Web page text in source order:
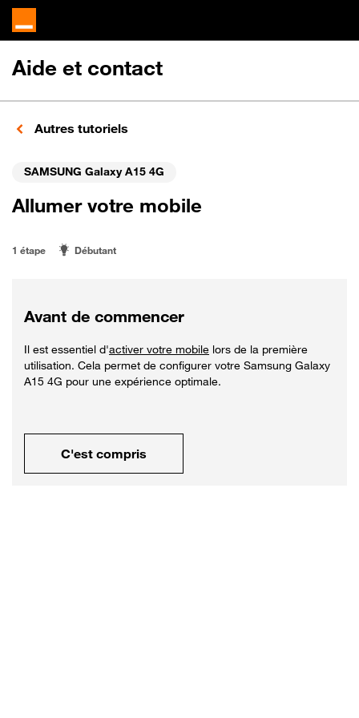
Aide et contact
Autres tutoriels
SAMSUNG Galaxy A15 4G
Allumer votre mobile
1 étape Débutant
Avant de commencer
Il est essentiel d'activer votre mobile lors de la première
utilisation. Cela permet de configurer votre Samsung Galaxy
A15 4G pour une expérience optimale.
C'est compris